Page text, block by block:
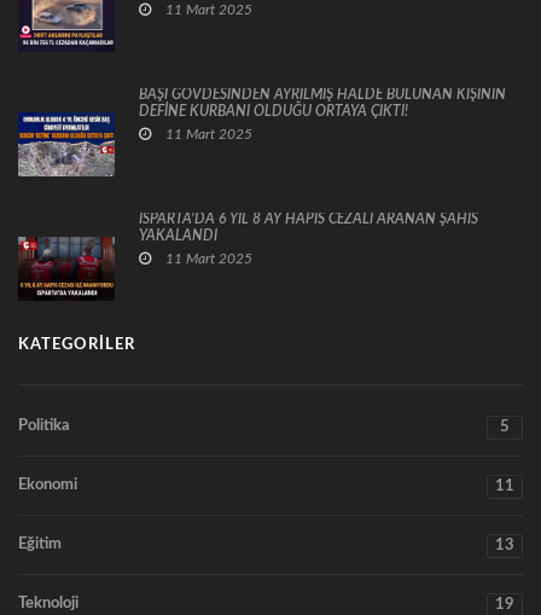
11 Mart 2025
BAŞI GÖVDESİNDEN AYRILMIŞ HALDE BULUNAN KİŞİNİN
DEFİNE KURBANI OLDUĞU ORTAYA ÇIKTI!
11 Mart 2025
ISPARTA’DA 6 YIL 8 AY HAPİS CEZALI ARANAN ŞAHIS
YAKALANDI
11 Mart 2025
KATEGORILER
Politika 5
Ekonomi 11
Eğitim 13
Teknoloji 19